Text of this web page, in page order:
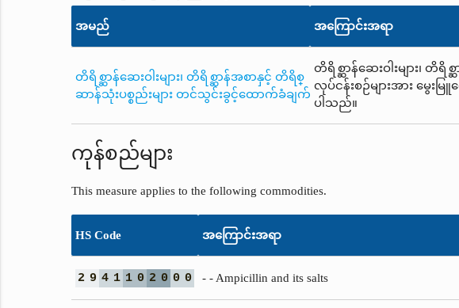
အမည် အကြောင်းအရာ
တိရိစ္ဆာန်ဆေးဝါးများ၊ တိရိစ္ဆာန်အစာနှင့် တိရိစ္
ဆာန်သုံးပစ္စည်းများ တင်သွင်းခွင့်ထောက်ခံချက်
တိရိစ္ဆာန်ဆေးဝါးများ၊
လုပ်ငန်းစဉ်များအား မွေးမ
ပါသည်။
ကုန်စည်များ
This measure applies to the following commodities.
HS Code အကြောင်းအရာ
2 9 4 1 1 0 2 0 0 0 - - Ampicillin and its salts